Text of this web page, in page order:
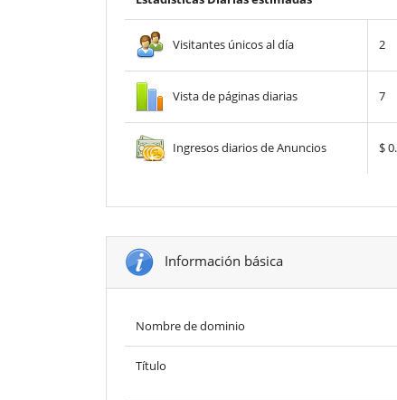
Visitantes únicos al día 2
Vista de páginas diarias 7
Ingresos diarios de Anuncios $
Información básica
Nombre de dominio
Título